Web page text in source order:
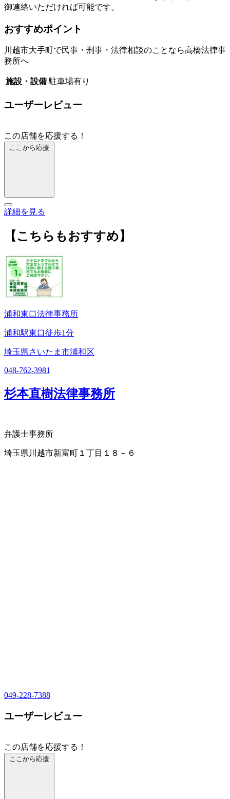
御連絡いただければ可能です。
おすすめポイント
川越市大手町で民事・刑事・法律相談のことなら高橋法律事
務所へ
施設・設備 駐車場有り
ユーザーレビュー
この店舗を応援する！
ここから応援
詳細を見る
【こちらもおすすめ】
浦和東口法律事務所
浦和駅東口徒歩1分
埼玉県さいたま市浦和区
048-762-3981
杉本直樹法律事務所
弁護士事務所
埼玉県川越市新富町１丁目１８－６
049-228-7388
ユーザーレビュー
この店舗を応援する！
ここから応援